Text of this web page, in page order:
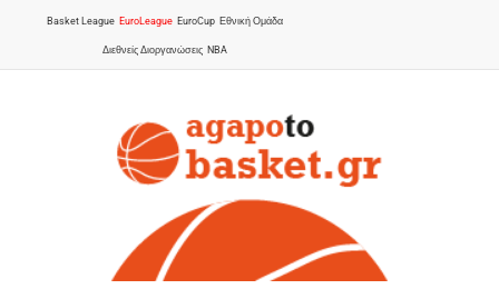
Basket League EuroLeague EuroCup Εθνική Ομάδα
Διεθνείς Διοργανώσεις NBA